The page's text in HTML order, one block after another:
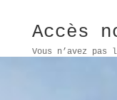
Accès
Vous n’avez